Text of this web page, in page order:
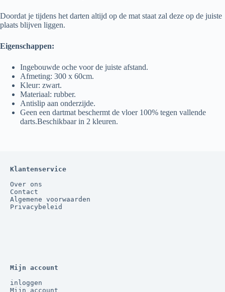
Doordat je tijdens het darten altijd op de mat staat zal deze op de juiste
plaats blijven liggen.
Eigenschappen:
Ingebouwde oche voor de juiste afstand.
Afmeting: 300 x 60cm.
Kleur: zwart.
Materiaal: rubber.
Antislip aan onderzijde.
Geen een dartmat beschermt de vloer 100% tegen vallende
darts.Beschikbaar in 2 kleuren.
Klantenservice
Over ons
Contact
Algemene voorwaarden
Privacybeleid
Mijn account
inloggen
Mijn account